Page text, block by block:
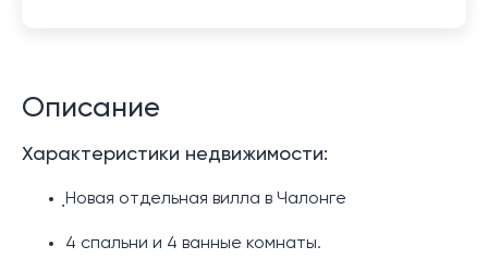
Описание
Характеристики недвижимости:
ฺНовая отдельная вилла в Чалонге
4 спальни и 4 ванные комнаты.